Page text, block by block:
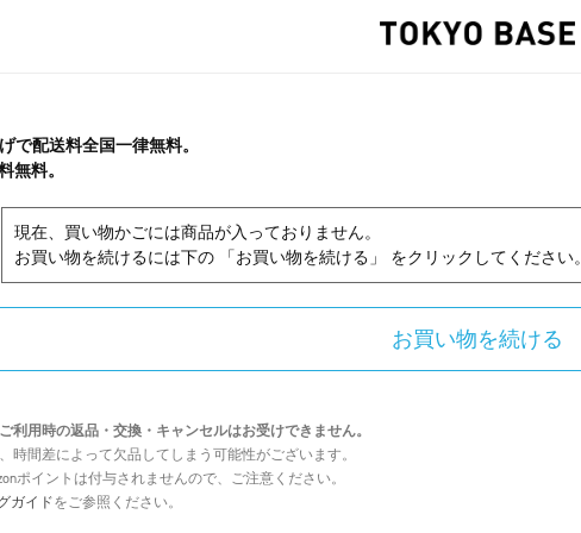
で配送料全国一律無料。
無料。
現在、買い物かごには商品が入っておりません。
お買い物を続けるには下の 「お買い物を続ける」 をクリックしてください。
利用時の返品・交換・キャンセルはお受けできません。
時間差によって欠品してしまう可能性がございます。
ポイントは付与されませんので、ご注意ください。
ガイドをご参照ください。